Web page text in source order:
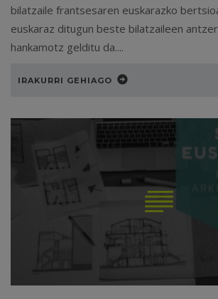
bilatzaile frantsesaren euskarazko
euskaraz ditugun beste bilatzaileen
hankamotz gelditu da....
IRAKURRI GEHIAGO